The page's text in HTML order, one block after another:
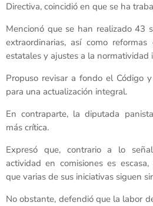
Directiva, coincidió en que se ha
Mencionó que se han realizado 43
extraordinarias, así como reformas
estatales y ajustes a la normatividad
Propuso revisar a fondo el Código
para una actualización integral.
En contraparte, la diputada
más crítica.
Expresó que, contrario a lo
actividad en comisiones es
que varias de sus iniciativas siguen
No obstante, defendió que la labor